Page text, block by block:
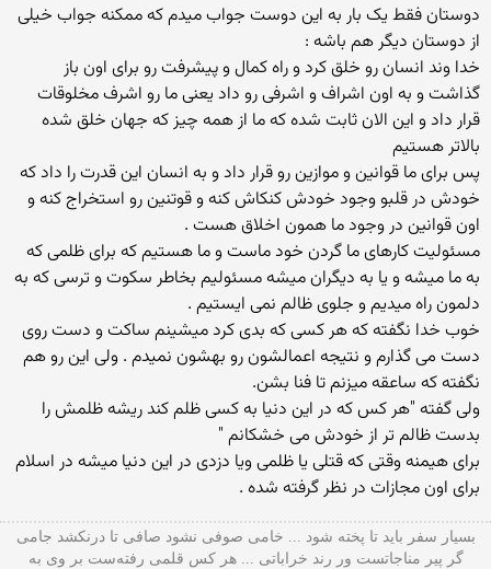
دوستان فقط یک بار به این دوست جواب میدم که ممکنه جواب خیلی
از دوستان دیگر هم باشه :
خدا وند انسان رو خلق کرد و راه کمال و پیشرفت رو برای اون باز
گذاشت و به اون اشراف و اشرفی رو داد یعنی ما رو اشرف مخلوقات
قرار داد و این الان ثابت شده که ما از همه چیز که جهان خلق شده
بالاتر هستیم
پس برای ما قوانین و موازین رو قرار داد و به انسان این قدرت را داد که
خودش در قلبو وجود خودش کنکاش کنه و قوتنین رو استخراج کنه و
اون قوانین در وجود ما همون اخلاق هست .
مسئولیت کارهای ما گردن خود ماست و ما هستیم که برای ظلمی که
به ما میشه و یا به دیگران میشه مسئولیم بخاطر سکوت و ترسی که به
دلمون راه میدیم و جلوی ظالم نمی ایستیم .
خوب خدا نگفته که هر کسی که بدی کرد میشینم ساکت و دست روی
دست می گذارم و نتیجه اعمالشون رو بهشون نمیدم . ولی این رو هم
نگفته که ساعقه میزنم تا فنا بشن.
ولی گفته "هر کس که در این دنیا به کسی ظلم کند ریشه ظلمش را
بدست ظالم تر از خودش می خشکانم "
برای هیمنه وقتی که قتلی یا ظلمی ویا دزدی در این دنیا میشه در اسلام
برای اون مجازات در نظر گرفته شده .
بسیار سفر باید تا پخته شود ... خامی صوفی نشود صافی تا درنکشد جامی
گر پیر مناجاتست ور رند خراباتی ... هر کس قلمی رفته‌ست بر وی به